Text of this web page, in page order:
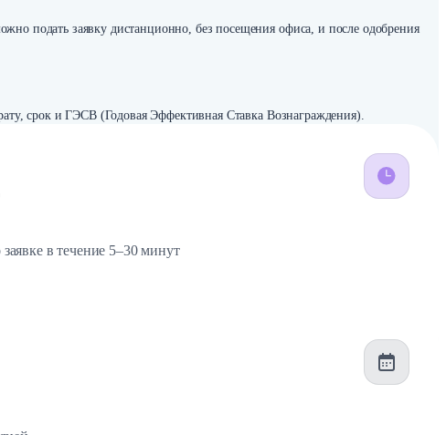
подать заявку дистанционно, без посещения офиса, и после одобрения
срок и ГЭСВ (Годовая Эффективная Ставка Вознаграждения).
в течение 5–30 минут